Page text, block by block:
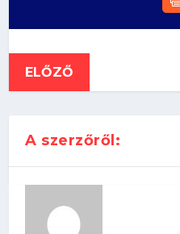
ELŐZŐ
A szerzőről: